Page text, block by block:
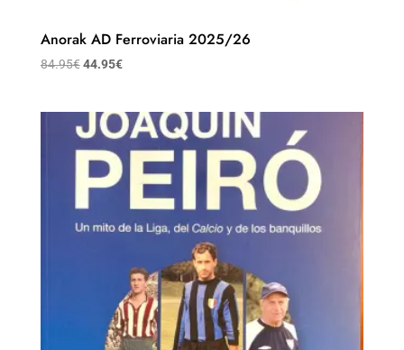
Anorak AD Ferroviaria 2025/26
84.95€ 44.95€